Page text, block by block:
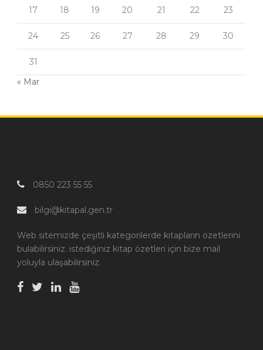
17 18 19 20 21 22 23
24 25 26 27 28 29 30
31
« Mar
0850 223 55 55
bilgi@kitapal.gen.tr
Web sitemizde çeşitli kategorilerde kitapların özetlerini
bulabilirsiniz. istediğiniz kitap özetleri için bize mail
yoluyla ulaşabilirsiniz.